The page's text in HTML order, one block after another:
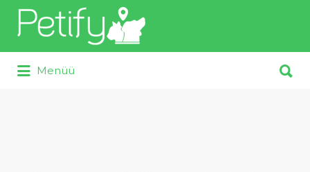
Otsi:
Menüü